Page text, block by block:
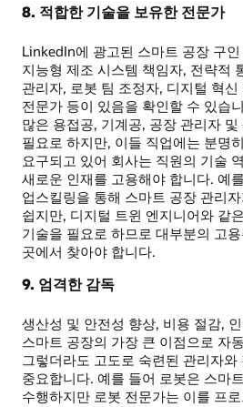
8. 적합한 기술을 보유한 전문가
LinkedIn에 광고된 스마트 공장 구
지능형 제조 시스템 책임자, 전략적
관리자, 로봇 팀 조정자, 디지털 혁
전문가 등이 있음을 확인할 수 있습
많은 용접공, 기계공, 공장 관리자
필요로 하지만, 이들 직업에는 분명
요구되고 있어 회사는 직원의 기술
새로운 인재를 고용해야 합니다. 예
업스킬링을 통해 스마트 공장 관리
쉽지만, 디지털 트윈 엔지니어와 같
기술을 필요로 하므로 대부분의 고
곳에서 찾아야 합니다.
9. 엄격한 감독
생산성 및 안전성 향상, 비용 절감,
스마트 공장의 가장 큰 이점으로 자
그렇더라도 고도로 숙련된 관리자와
중요합니다. 예를 들어 로봇은 스마
수행하지만 로봇 전문가는 이를 프